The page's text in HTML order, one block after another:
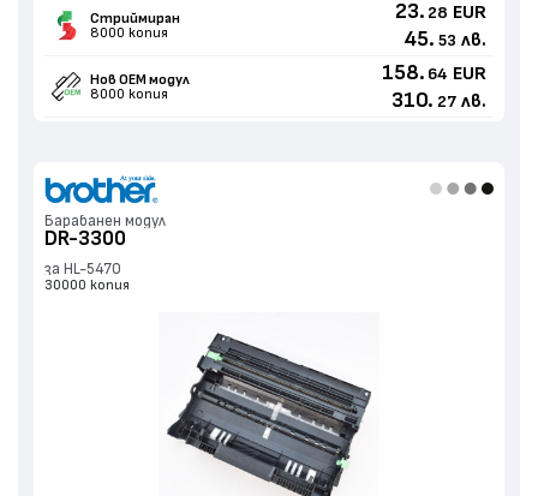
Стриймиран
8000 копия
23. 28 EUR
45. 53 лв.
Нов ОЕМ модул
8000 копия
158. 64 EUR
310. 27 лв.
Барабанен модул
DR-3300
за HL-5470
30000 копия